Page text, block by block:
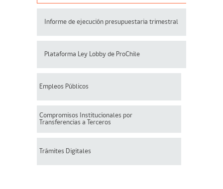
Informe de ejecución presupuestaria trimestral
Plataforma Ley Lobby de ProChile
Empleos Públicos
Compromisos Institucionales por
Transferencias a Terceros
Trámites Digitales